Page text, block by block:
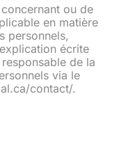
ou de
en matière
personnels,
écrite
de la
via le
contact/.